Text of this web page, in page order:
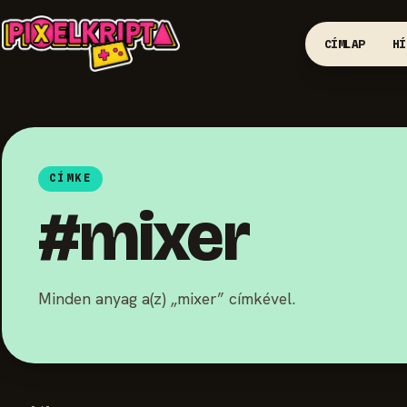
CÍMLAP
CÍMKE
#mixer
Minden anyag a(z) „mixer” címkével.